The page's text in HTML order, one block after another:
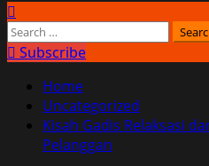
Primary
Menu
Search
for:Subscribe
Home
Uncategorized
Kisah Gadis Relaksasi
Pelanggan